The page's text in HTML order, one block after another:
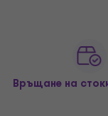
Връщане на